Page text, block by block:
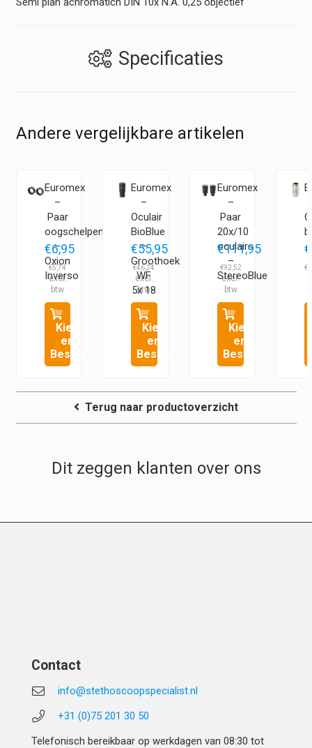
0,25
Specificaties
Andere vergelijkbare artikelen
Euromex
–
Paar
oogschelpen
–
Oxion
Inverso
€6,95
€5,74
Kies
en
Bestel
Euromex
–
Oculair
BioBlue
–
Groothoek
WF
5x 18
mm
€55,95
€46,24
Kies
en
Bestel
Euromex
–
Paar
20x/10
oculairs
–
StereoBlue
€111,95
€92,52
Kies
en
Bestel
€
€
Terug naar productoverzicht
Dit zeggen klanten over ons
Contact
info@stethoscoopspecialist.nl
+31 (0)75 201 30 50
Telefonisch bereikbaar op werkdagen van 08:30 tot